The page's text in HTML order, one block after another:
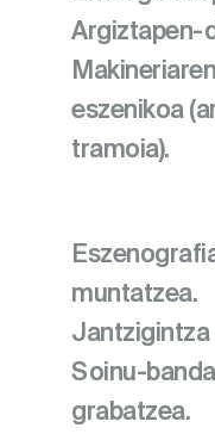
Argiztapen-
eszenikoa
tramoia).
muntatzea.
Jantzigintza
Soinu-
grabatzea.